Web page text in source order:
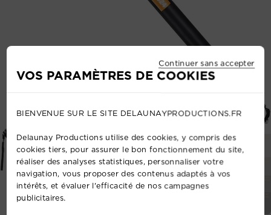
VOS PARAMÈTRES DE COOKIES
Continuer sans accepter
BIENVENUE SUR LE SITE DELAUNAYPRODUCTIONS.FR
Delaunay Productions utilise des cookies, y compris des
cookies tiers, pour assurer le bon fonctionnement du site,
réaliser des analyses statistiques, personnaliser votre
navigation, vous proposer des contenus adaptés à vos
intérêts, et évaluer l'efficacité de nos campagnes
publicitaires.